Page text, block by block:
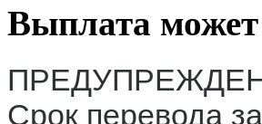
Выплата может
Срок перевода